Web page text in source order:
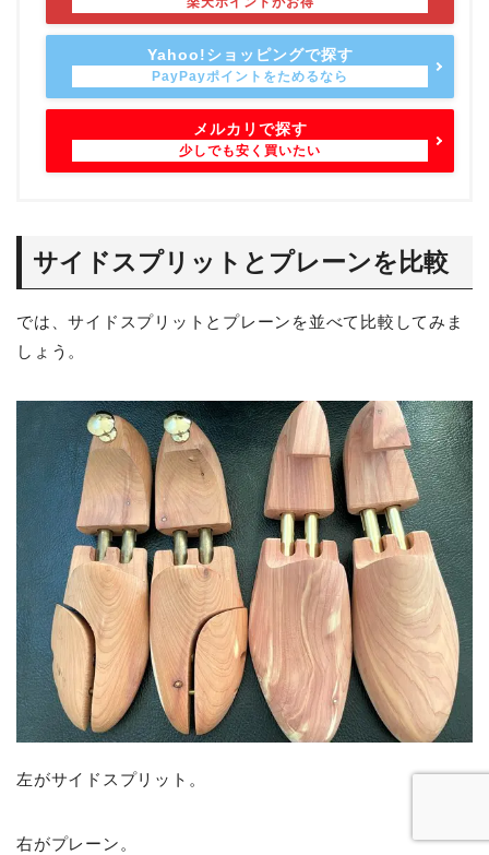
Yahoo!ショッピングで探す
メルカリで探す
サイドスプリットとプレーンを比較
では、サイドスプリットとプレーンを並べて比較してみま
しょう。
左がサイドスプリット。
右がプレーン。